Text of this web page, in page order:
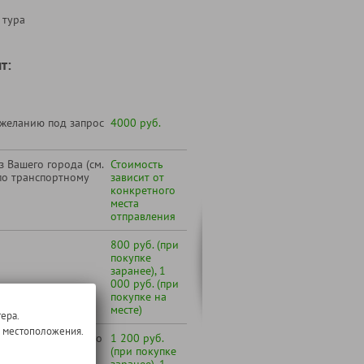
под запрос 4000 руб.
Вашего города (см.
транспортному
Стоимость
зависит от
конкретного
места
отправления
800 руб. (при
покупке
заранее), 1
000 руб. (при
покупке на
месте)
и Вятского
1 200 руб.
(при покупке
местоположения.